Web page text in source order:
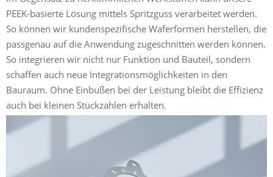
PEEK-basierte Lösung mittels Spritzguss verarbeitet werden.
So können wir kundenspezifische Waferformen herstellen, die
passgenau auf die Anwendung zugeschnitten werden können.
So integrieren wir nicht nur Funktion und Bauteil, sondern
schaffen auch neue Integrationsmöglichkeiten in den
Bauraum. Ohne Einbußen bei der Leistung bleibt die Effizienz
auch bei kleinen Stückzahlen erhalten.